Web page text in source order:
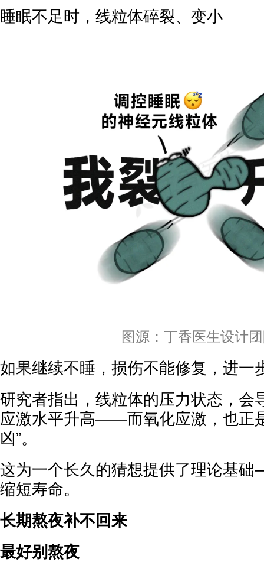
睡眠不足时，线粒体碎裂、变小
图源：丁香医生设计
如果继续不睡，损伤不能修复，进一
研究者指出，线粒体的压力状态，会
应激水平升高——而氧化应激，也正
凶”。
这为一个长久的猜想提供了理论基
缩短寿命。
长期熬夜补不回来
最好别熬夜